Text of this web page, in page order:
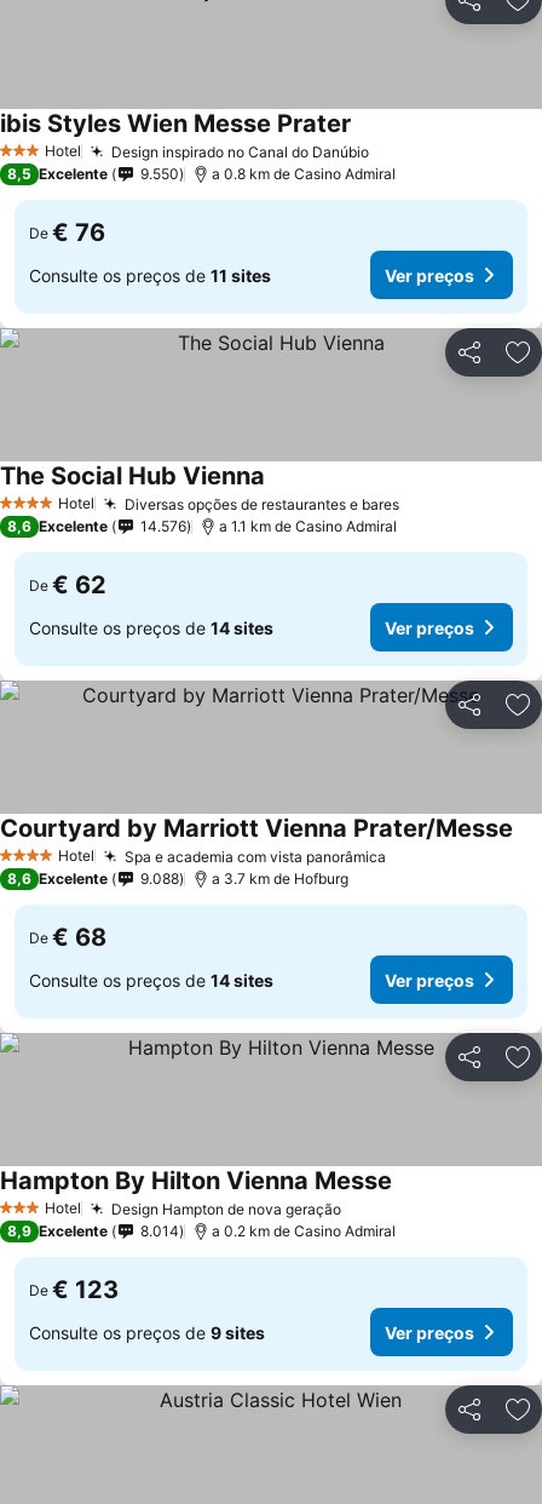
Partilhar
3 EstrelasHotel Design inspirado no Canal do Danúbio
ibis Styles Wien Messe Prater
8,5 Excelente 9.550 a 0.8 km de Casino Admiral
De € 76
Consulte os preços de 11 sites Ver preços
Partilhar
4 EstrelasHotel Diversas opções de restaurantes e bares
The Social Hub Vienna
8,6 Excelente 14.576 a 1.1 km de Casino Admiral
De € 62
Consulte os preços de 14 sites Ver preços
Partilhar
4 EstrelasHotel Spa e academia com vista panorâmica
Courtyard by Marriott Vienna Prater/Messe
8,6 Excelente 9.088 a 3.7 km de Hofburg
De € 68
Consulte os preços de 14 sites Ver preços
Partilhar
3 EstrelasHotel Design Hampton de nova geração
Hampton By Hilton Vienna Messe
8,9 Excelente 8.014 a 0.2 km de Casino Admiral
De € 123
Consulte os preços de 9 sites Ver preços
Partilhar